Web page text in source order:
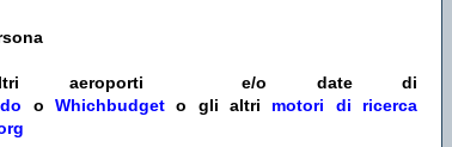
altri aeroporti e/o date di
oWhichbudget o gli altri motori di ricerca